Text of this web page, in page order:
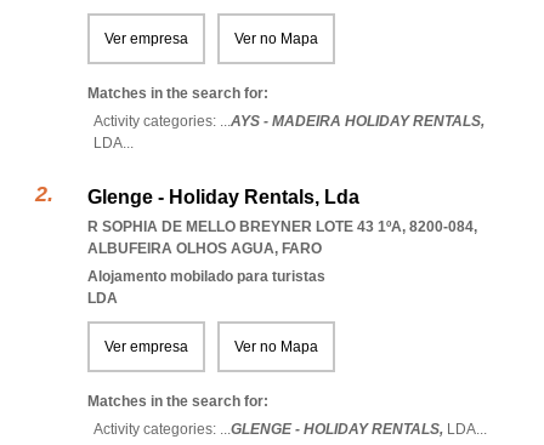
Ver empresa Ver no Mapa
Matches in the search for:
Activity categories: ...AYS - MADEIRA HOLIDAY RENTALS,
LDA...
Glenge - Holiday Rentals, Lda
R SOPHIA DE MELLO BREYNER LOTE 43 1ºA, 8200-084,
ALBUFEIRA OLHOS AGUA, FARO
Alojamento mobilado para turistas
LDA
Ver empresa Ver no Mapa
Matches in the search for:
Activity categories: ...GLENGE - HOLIDAY RENTALS, LDA...